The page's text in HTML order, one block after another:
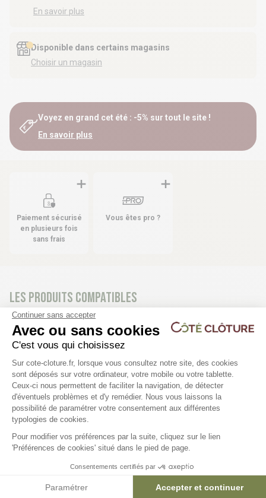
En savoir plus
Disponible dans certains magasins
Choisir un magasin
Voyez en grand cet été : -5% sur tout le site !
En savoir plus
Paiement sécurisé
en plusieurs fois
sans frais
Vous êtes pro ?
Les produits compatibles
11 déclinaisons
Clôture panneau rigide - PRO 4/5
23,53 €
9,97 €
Continuer sans accepter
Avec ou sans cookies
C'est vous qui choisissez
Plateforme de Gestion du
Sur cote-cloture.fr, lorsque vous consultez notre site, des cookies
sont déposés sur votre ordinateur, votre mobile ou votre tablette.
Ceux-ci nous permettent de faciliter la navigation, de détecter
d'éventuels problèmes et d'y remédier. Nous vous laissons la
possibilité de paramétrer votre consentement aux différentes
typologies de cookies.
Pour modifier vos préférences par la suite, cliquez sur le lien
'Préférences de cookies' situé dans le pied de page.
Consentements certifiés par
Paramétrer Accepter et continuer
Axeptio consent